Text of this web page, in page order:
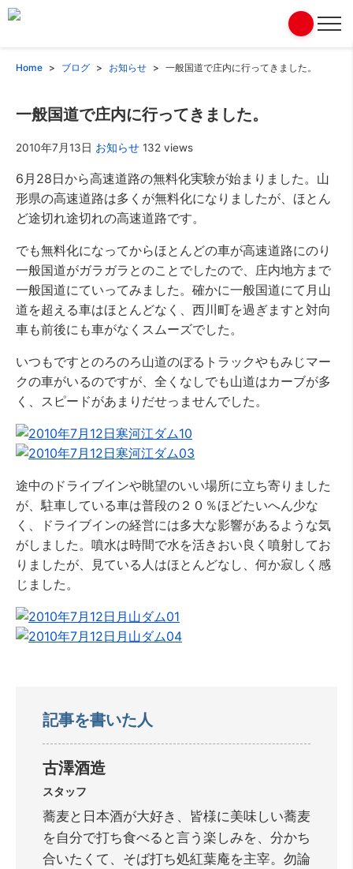
Home ブログ お知らせ 一般国道で庄内に行ってきました。
一般国道で庄内に行ってきました。
2010年7月13日 お知らせ 132 views
6月28日から高速道路の無料化実験が始まりました。山
形県の高速道路は多くが無料化になりましたが、ほとん
ど途切れ途切れの高速道路です。
でも無料化になってからほとんどの車が高速道路にのり
一般国道がガラガラとのことでしたので、庄内地方まで
一般国道にていってみました。確かに一般国道にて月山
道を超える車はほとんどなく、西川町を過ぎますと対向
車も前後にも車がなくスムーズでした。
いつもですとのろのろ山道のぼるトラックやもみじマー
クの車がいるのですが、全くなしでも山道はカーブが多
く、スピードがあまりだせっませんでした。
途中のドライブインや眺望のいい場所に立ち寄りました
が、駐車している車は普段の２０％ほどたいへん少な
く、ドライブインの経営には多大な影響があるような気
がしました。噴水は時間で水を活きおい良く噴射してお
りましたが、見ている人はほとんどなし、何か寂しく感
じました。
記事を書いた人
古澤酒造
スタッフ
蕎麦と日本酒が大好き、皆様に美味しい蕎麦
を自分で打ち食べると言う楽しみを、分かち
合いたくて、そば打ち処紅葉庵を主宰。勿論